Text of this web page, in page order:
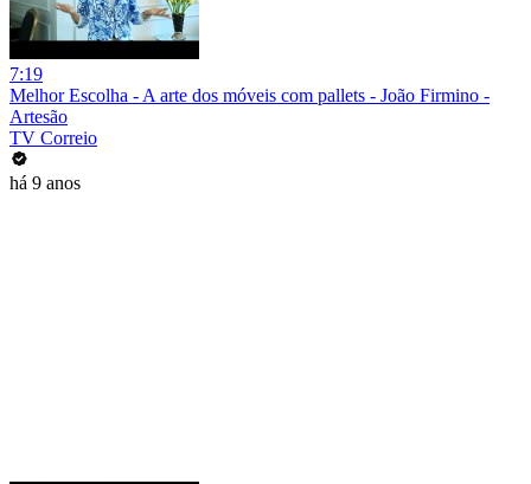
7:19
Melhor Escolha - A arte dos móveis com pallets - João Firmino -
Artesão
TV Correio
há 9 anos